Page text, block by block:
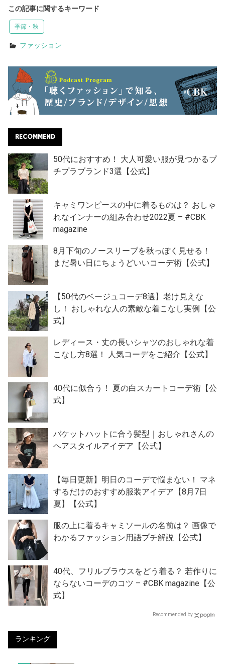
この記事に関するキーワード
季節・秋
ファッション
RECOMMEND
50代におすすめ！ 大人可愛い服が見つかるプ
チプラブランド3選【公式】
キャミワンピースの中に着るものは？ おしゃ
れなインナーの組み合わせ2022夏 – #CBK
magazine
8月下旬のノースリーブを秋っぽく見せる！
まだ暑い日にちょうどいいコーデ術【公式】
【50代のベージュコーデ8選】老け見えな
し！ おしゃれな人の素敵な着こなし実例【公
式】
レディース・丈の長いシャツのおしゃれな着
こなし方8選！ 人気コーデをご紹介【公式】
40代に似合う！ 夏の白スカートコーデ術【公
式】
バケットハットに合う髪型｜おしゃれさんの
ヘアスタイルアイデア【公式】
【毎日更新】明日のコーデで悩まない！ マネ
するだけのおすすめ服装アイデア【8月7日
夏】【公式】
服の上に着るキャミソールの名前は？ 画像で
わかるファッション用語プチ解説【公式】
40代、フリルブラウスをどう着る？ 若作りに
ならないコーデのコツ – #CBK magazine【公
式】
Recommended by
ランキング